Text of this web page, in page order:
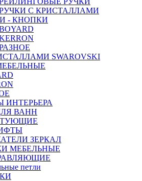
С КРИСТАЛЛАМИ
- КНОПКИ
SWAROVSKI
ИНТЕРЬЕРА
ВАНН
ЗЕРКАЛ
МЕБЕЛЬНЫЕ
петли